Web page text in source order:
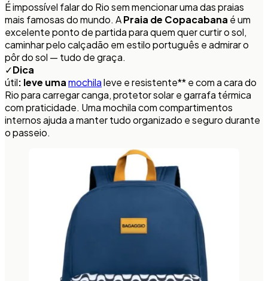
É impossível falar do Rio sem mencionar uma das praias
mais famosas do mundo. APraia de Copacabana é um
excelente ponto de partida para quem quer curtir o sol,
caminhar pelo calçadão em estilo português e admirar o
pôr do sol — tudo de graça.
✓Dica
útil: leve umamochilaleve e resistente** e com a cara do
Rio para carregar canga, protetor solar e garrafa térmica
com praticidade. Uma mochila com compartimentos
internos ajuda a manter tudo organizado e seguro durante
o passeio.